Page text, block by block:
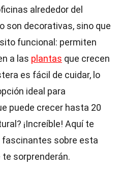
alrededor del
son decorativas, sino que
funcional: permiten
a las plantas que crecen
es fácil de cuidar, lo
ideal para
puede crecer hasta 20
¡Increíble! Aquí te
sobre esta
sorprenderán.